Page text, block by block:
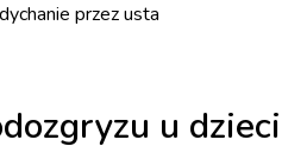
przez usta
u dzieci